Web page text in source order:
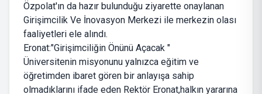
Özpolat'ın da hazır bulunduğu ziyarette onaylanan
Girişimcilik Ve İnovasyon Merkezi ile merkezin olası
faaliyetleri ele alındı.
Eronat:"Girişimciliğin Önünü Açacak "
Üniversitenin misyonunu yalnızca eğitim ve
öğretimden ibaret gören bir anlayışa sahip
olmadıklarını ifade eden Rektör Eronat,halkın yararına